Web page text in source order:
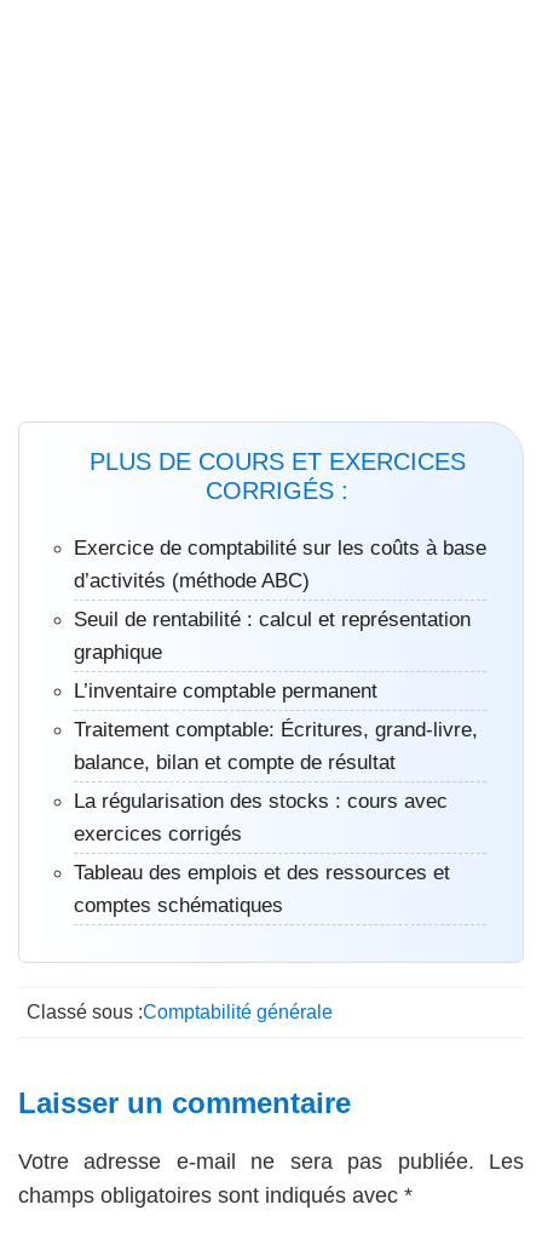
PLUS DE COURS ET EXERCICES
CORRIGÉS :
Exercice de comptabilité sur les coûts à base
d’activités (méthode ABC)
Seuil de rentabilité : calcul et représentation
graphique
L’inventaire comptable permanent
Traitement comptable: Écritures, grand-livre,
balance, bilan et compte de résultat
La régularisation des stocks : cours avec
exercices corrigés
Tableau des emplois et des ressources et
comptes schématiques
Classé sous :Comptabilité générale
Interactions
lecteur
Laisser un commentaire
Votre adresse e-mail ne sera pas publiée.
Les
champs obligatoires sont indiqués avec *